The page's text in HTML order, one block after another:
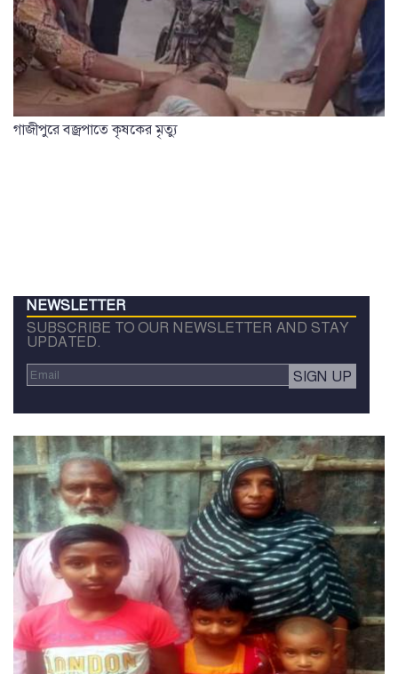
গাজীপুরে বজ্রপাতে কৃষকের মৃত্যু
NEWSLETTER
SUBSCRIBE TO OUR NEWSLETTER AND STAY
UPDATED.